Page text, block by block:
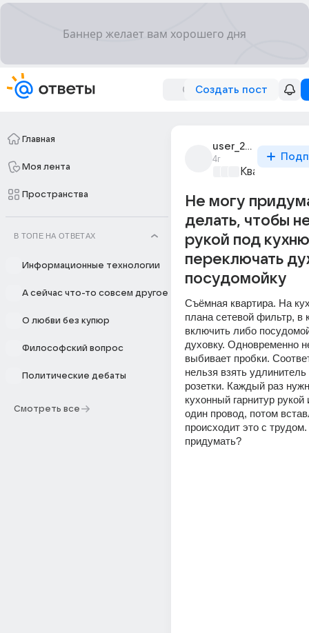
Создать пост
Главная
Моя лента
Пространства
В ТОПЕ НА ОТВЕТАХ
Информационные технологии
А сейчас что-то совсем другое
О любви без купюр
Философский вопрос
Политические дебаты
Смотреть все
user_264774781
4г
Квадратные
Не могу
делать, чтобы
рукой под
переключать
посудомойку
Съёмная квартира. На
плана сетевой фильтр, в
включить либо
духовку. Одновременно
выбивает пробки.
нельзя взять
розетки. Каждый раз
кухонный гарнитур рукой
один провод, потом
происходит это с
придумать?